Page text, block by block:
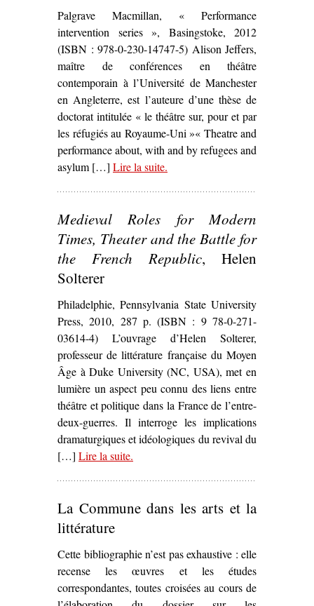
Palgrave Macmillan, « Performance
intervention series », Basingstoke, 2012
(ISBN : 978-0-230-14747-5) Alison Jeffers,
maître de conférences en théâtre
contemporain à l’Université de Manchester
en Angleterre, est l’auteure d’une thèse de
doctorat intitulée « le théâtre sur, pour et par
les réfugiés au Royaume-Uni »« Theatre and
performance about, with and by refugees and
asylum […] Lire la suite– ‘
.
Medieval Roles for Modern
Times, Theater and the Battle for
the French Republic, Helen
Solterer
Philadelphie, Pennsylvania State University
Press, 2010, 287 p. (ISBN : 9 78-0-271-
03614-4) L’ouvrage d’Helen Solterer,
professeur de littérature française du Moyen
Âge à Duke University (NC, USA), met en
lumière un aspect peu connu des liens entre
théâtre et politique dans la France de l’entre-
deux-guerres. Il interroge les implications
dramaturgiques et idéologiques du revival du
[…] Lire la suite– ‘
.
La Commune dans les arts et la
littérature
Cette bibliographie n’est pas exhaustive : elle
recense les œuvres et les études
correspondantes, toutes croisées au cours de